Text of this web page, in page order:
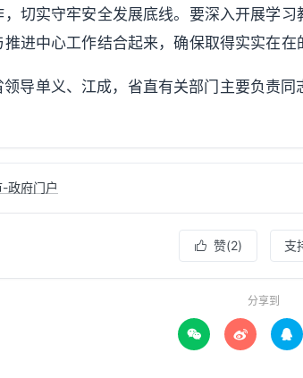
，切实守牢安全发展底线。要深入开展学
推进中心工作结合起来，确保取得实实在在
领导单义、江成，省直有关部门主要负责同
政府门户
 赞(2) 支
分享到
  